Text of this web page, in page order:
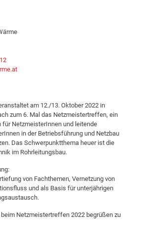
am 12./13. Oktober 2022 in
zum 6. Mal das Netzmeistertreffen, ein
NetzmeisterInnen und leitende
in der Betriebsführung und Netzbau
Das Schwerpunktthema heuer ist die
im Rohrleitungsbau.
von Fachthemen, Vernetzung von
und als Basis für unterjährigen
Netzmeistertreffen 2022 begrüßen zu